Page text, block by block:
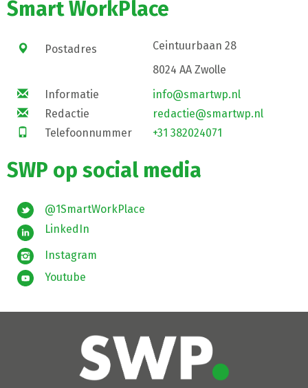
Smart WorkPlace
Postadres
Ceintuurbaan 28
8024 AA Zwolle
Informatie
info@smartwp.nl
Redactie
redactie@smartwp.nl
Telefoonnummer
+31 382024071
SWP op social media
@1SmartWorkPlace
LinkedIn
Instagram
Youtube